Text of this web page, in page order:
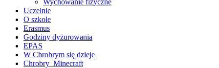
Wychowanie fizyczne
Uczelnie
O szkole
Erasmus
Godziny dyżurowania
EPAS
W Chrobrym się dzieje
Chrobry_Minecraft